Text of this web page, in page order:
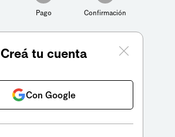
Pago Confirmación
Creá tu cuenta
Con Google